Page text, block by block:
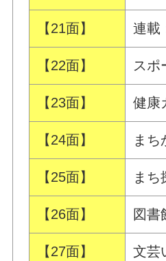
【21面】 連載
【22面】 スポ
【23面】 健康
【24面】 ま
【25面】 ま
【26面】 図書
【27面】 文芸